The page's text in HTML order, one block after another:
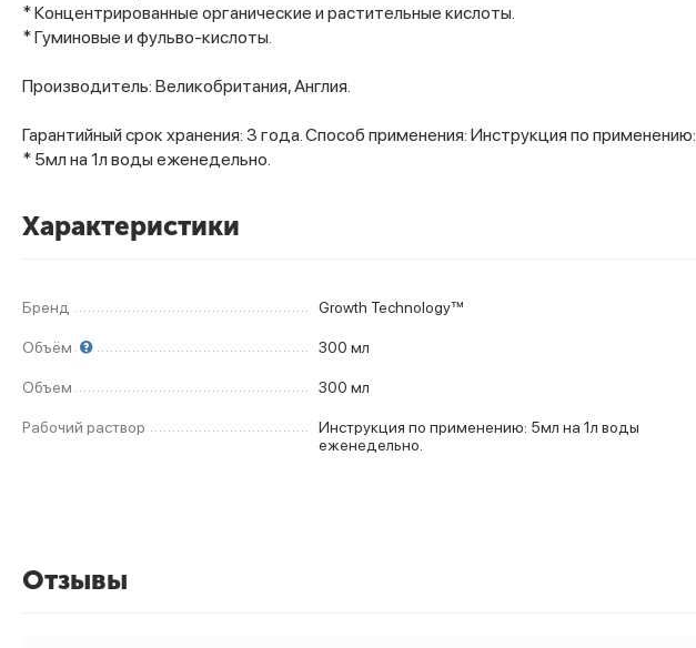
* Концентрированные органические и растительные кислоты.
* Гуминовые и фульво-кислоты.
Производитель: Великобритания, Англия.
Гарантийный срок хранения: 3 года.Способ применения: Инструкция по применению:
* 5мл на 1л воды еженедельно.
Характеристики
Бренд Growth Technology™
Объём 300 мл
Объем 300 мл
Рабочий раствор
Инструкция по применению: 5мл на 1л воды
еженедельно.
Отзывы